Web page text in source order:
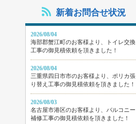
新着お問合せ状況
2026/08/04
海部郡蟹江町のお客様より、トイレ交換
工事の御見積依頼を頂きました！
2026/08/04
三重県四日市市のお客様より、ポリカ張
り替え工事の御見積依頼を頂きました！
2026/08/03
名古屋市港区のお客様より、バルコニー
補修工事の御見積依頼を頂きました！